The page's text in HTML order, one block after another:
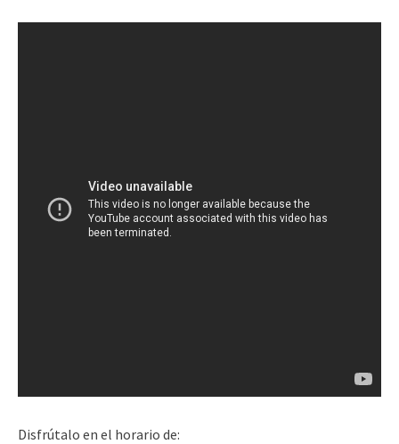
Disfrútalo en el horario de: